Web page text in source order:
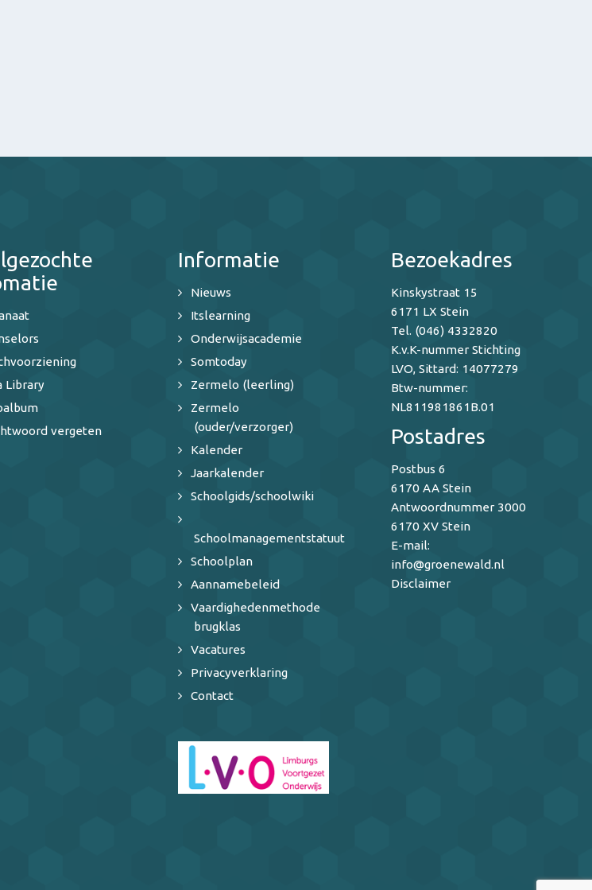
Library
vergeten
Informatie
Nieuws
Itslearning
Onderwijsacademie
Somtoday
Zermelo (leerling)
Zermelo
(ouder/verzorger)
Kalender
Jaarkalender
Schoolgids/schoolwiki
Schoolmanagementstatuut
Schoolplan
Aannamebeleid
Vaardighedenmethode
brugklas
Vacatures
Privacyverklaring
Contact
Bezoekadres
Kinskystraat 15
6171 LX Stein
Tel. (046) 4332820
K.v.K-nummer Stichting
LVO, Sittard: 14077279
Btw-nummer:
NL811981861B.01
Postadres
Postbus 6
6170 AA Stein
Antwoordnummer 3000
6170 XV Stein
E-mail:
info@groenewald.nl
Disclaimer